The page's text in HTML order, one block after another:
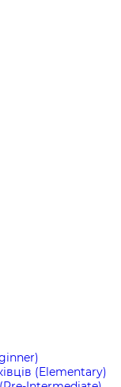
(Elementary)